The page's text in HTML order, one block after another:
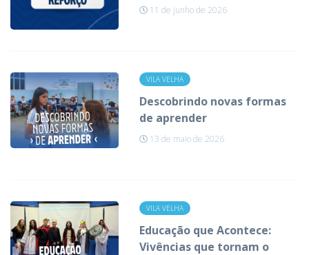
11 de junho de 2026
VILA VELHA
Descobrindo novas formas
de aprender
13 de maio de 2026
VILA VELHA
Educação que Acontece:
Vivências que tornam o